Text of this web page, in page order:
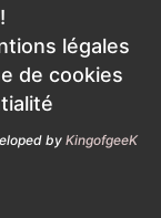
légales
de cookies
by KingofgeeK